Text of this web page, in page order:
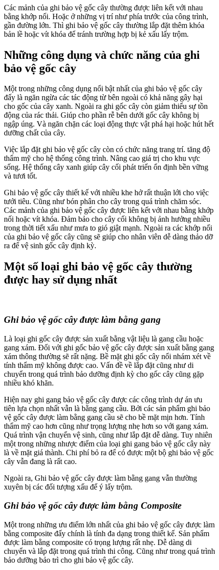
Các mảnh của ghi bảo vệ gốc cây thường được liên kết với nhau
bằng khớp nối. Hoặc ở những vị trí như phía trước của công trình,
gần đường lớn. Thì ghi bảo vệ gốc cây thường lắp đặt thêm khóa
bản lề hoặc vít khóa để tránh trường hợp bị kẻ xấu lấy trộm.
Những công dụng và chức năng của ghi
bảo vệ gốc cây
Một trong những công dụng nổi bật nhất của ghi bảo vệ gốc cây
đấy là ngăn ngừa các tác động từ bên ngoài có khả năng gây hại
cho gốc của cây xanh. Ngoài ra ghi gốc cây còn giảm thiểu sự tồn
động của rác thải. Giúp cho phần rễ bên dưới gốc cây không bị
ngập úng. Và ngăn chặn các loại động thực vật phá hại hoặc hút hết
dưỡng chất của cây.
Việc lắp đặt ghi bảo vệ gốc cây còn có chức năng trang trí. tăng độ
thẩm mỹ cho hệ thống công trình. Nâng cao giá trị cho khu vực
sống. Hệ thống cây xanh giúp cây cối phát triển ổn định bền vững
và tươi tốt.
Ghi bảo vệ gốc cây thiết kế với nhiều khe hở rất thuận lới cho việc
tưới tiêu. Cũng như bón phân cho cây trong quá trình chăm sóc.
Các mảnh của ghi bảo vệ gốc cây được liên kết với nhau bằng khớp
nối hoặc vít khóa. Đảm bảo cho cây cối không bị ảnh hưởng nhiều
trong thời tiết xấu như mưa to gió giật mạnh. Ngoài ra các khớp nối
của ghi bảo vệ gốc cây cũng sẽ giúp cho nhân viên dễ dàng thảo dỡ
ra để vệ sinh gốc cây định kỳ.
Một số loại ghi bảo vệ gốc cây thường
được hay sử dụng nhất
Ghi bảo vệ gốc cây được làm bằng gang
Là loại ghi gốc cây được sản xuất bằng vật liệu là gang cầu hoặc
gang xám. Đối với ghi gốc bảo vệ gốc cây được sản xuất bằng gang
xám thông thường sẽ rất nặng. Bề mặt ghi gốc cây nổi nhám xét về
tính thẩm mỹ không được cao. Vấn đề về lắp đặt cũng như di
chuyển trong quá trình bảo dưỡng định kỳ cho gốc cây cũng gặp
nhiều khó khăn.
Hiện nay ghi gang bảo vệ gốc cây được các công trình dự án ưu
tiên lựa chọn nhất vẫn là bằng gang cầu. Bởi các sản phẩm ghi bảo
vệ gốc cây được làm bằng gang cầu sẽ cho bề mặt mịn hơn. Tính
thẩm mỹ cao hơn cũng như trọng lượng nhẹ hơn so với gang xám.
Quá trình vận chuyển vệ sinh, cũng như lắp đặt dễ dàng. Tuy nhiên
một trong những nhược điểm của loại ghi gang bảo vệ gốc cây này
là về mặt giá thành. Chi phí bỏ ra để có được một bộ ghi bảo vệ gốc
cây vẫn đang là rất cao.
Ngoài ra, Ghi bảo vệ gốc cây được làm bằng gang vẫn thường
xuyên bị các đối tượng xấu để ý lấy trộm.
Ghi bảo vệ gốc cây được làm bằng Composite
Một trong những ưu điểm lớn nhất của ghi bảo vệ gốc cây được làm
bằng composite đấy chính là tính đa dạng trong thiết kế. Sản phẩm
được làm bằng composite có trọng lượng rất nhẹ. Dễ dàng di
chuyển và lắp đặt trong quá trình thi công. Cũng như trong quá trình
bảo dưỡng bảo trì cho ghi bảo vệ gốc cây.